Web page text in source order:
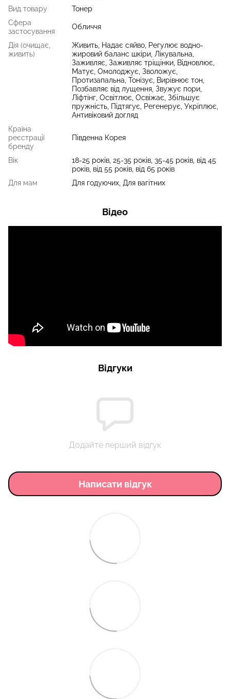
Вид товару
Тонер
Сфера
застосування
Обличчя
Дія (очищає,
живить)
Живить, Надає сяйво, Регулює водно-
жировий баланс шкіри, Лікувальна,
Заживляє, Заживляє тріщінки, Відновлює,
Матує, Омолоджує, Зволожує,
Протизапальна, Тонізує, Вирівнює тон,
Позбавляє від лущення, Звужує пори,
Ліфтінг, Освітлює, Освіжає, Збільшує
пружність, Підтягує, Регенерує, Укріплює,
Антивіковий догляд
Країна
реєстрації
бренду
Південна Корея
Вік
18-25 років, 25-35 років, 35-45 років, від 45
років, від 55 років, від 65 років
Для мам
Для годуючих, Для вагітних
Відео
Відгуки
Додайте перший відгук
Написати відгук